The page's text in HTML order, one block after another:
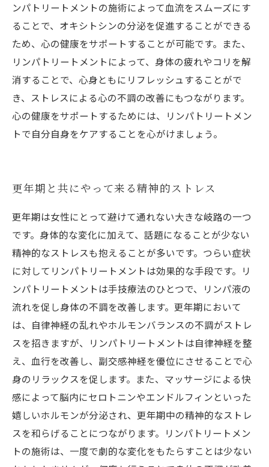
ンパトリートメントの施術によって血流をスムーズにす
ることで、オキシトシンの分泌を促進することができる
ため、心の健康をサポートすることが可能です。また、
リンパトリートメントによって、身体の疲れやコリを解
消することで、心身ともにリフレッシュすることがで
き、ストレスによる心の不調の改善にもつながります。
心の健康をサポートするためには、リンパトリートメン
トで自分自身をケアすることを心がけましょう。
更年期と共にやって来る精神的ストレス
更年期は女性にとって避けて通れない大きな岐路の一つ
です。身体的な変化に加えて、話題になることが少ない
精神的なストレスも抱えることが多いです。つらい症状
に対してリンパトリートメントは効果的な手段です。リ
ンパトリートメントは手技療法のひとつで、リンパ液の
流れを促し身体の不調を改善します。更年期において
は、自律神経の乱れやホルモンバランスの不調がストレ
スを招きますが、リンパトリートメントは自律神経を整
え、血行を改善し、副交感神経を優位にさせることで心
身のリラックスを促します。また、マッサージによる快
感によって脳内にセロトニンやエンドルフィンといった
嬉しいホルモンが分泌され、更年期中の精神的なストレ
スを和らげることにつながります。リンパトリートメン
トの施術は、一度で劇的な変化をもたらすことは少ない